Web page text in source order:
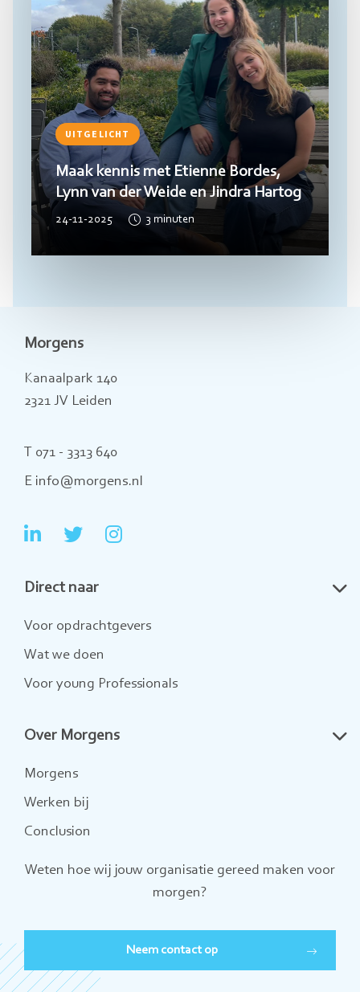
UITGELICHT
Maak kennis met Etienne Bordes,
Lynn van der Weide en Jindra Hartog
24-11-2025 3 minuten
Morgens
Kanaalpark 140
2321 JV Leiden
T 071 - 3313 640
E info@morgens.nl
Ga
LinkedIn
Ga
Twitter
Ga
Direct naar
Voor opdrachtgevers
Wat we doen
Voor young Professionals
Over Morgens
Morgens
Werken bij
Conclusion
Weten hoe wij jouw organisatie gereed maken voor
morgen?
Neem contact op